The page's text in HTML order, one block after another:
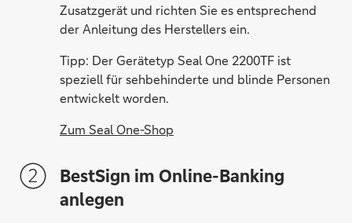
Zusatzgerät und richten Sie es entsprechend
der Anleitung des Herstellers ein.
Tipp: Der Gerätetyp Seal One 2200TF ist
speziell für sehbehinderte und blinde Personen
entwickelt worden.
Zum Seal One-Shop
BestSign im Online-Banking
anlegen